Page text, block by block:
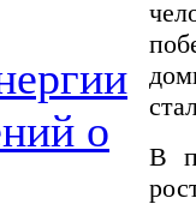
о
В